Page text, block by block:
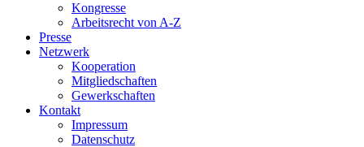
Kongresse
Arbeitsrecht von A-Z
Presse
Netzwerk
Kooperation
Mitgliedschaften
Gewerkschaften
Kontakt
Impressum
Datenschutz